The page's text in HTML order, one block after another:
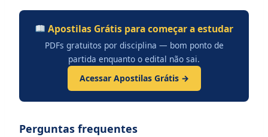
Apostilas Grátis para começar a estudar
PDFs gratuitos por disciplina — bom ponto de
partida enquanto o edital não sai.
Acessar Apostilas Grátis →
Perguntas frequentes